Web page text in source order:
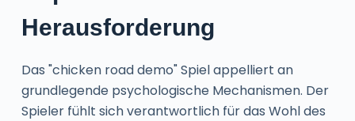
Herausforderung
Das "chicken road demo" Spiel appelliert an
grundlegende psychologische Mechanismen. Der
Spieler fühlt sich verantwortlich für das Wohl des